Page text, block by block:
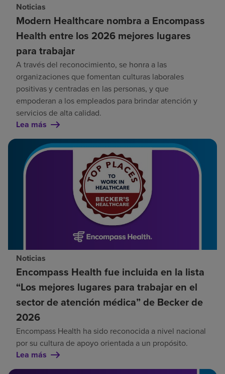
Noticias
Modern Healthcare nombra a Encompass
Health entre los 2026 mejores lugares
para trabajar
A través del reconocimiento, se honra a las
organizaciones que fomentan culturas laborales
positivas y centradas en las personas, y que
empoderan a los empleados para brindar atención y
servicios de alta calidad.
Lea más
Noticias
Encompass Health fue incluida en la lista
“Los mejores lugares para trabajar en el
sector de atención médica” de Becker de
2026
Encompass Health ha sido reconocida a nivel nacional
por su cultura de apoyo orientada a un propósito.
Lea más